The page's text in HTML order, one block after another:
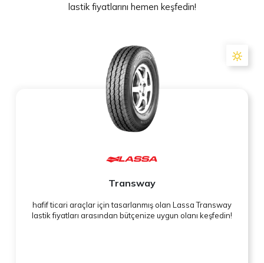
lastik fiyatlarını hemen keşfedin!
Transway
hafif ticari araçlar için tasarlanmış olan Lassa Transway
lastik fiyatları arasından bütçenize uygun olanı keşfedin!